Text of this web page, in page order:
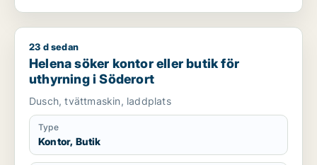
Helena söker kontor eller butik för uthyrning i Söderort
23 d sedan
Helena söker kontor eller butik för
uthyrning i Söderort
Dusch, tvättmaskin, laddplats
Type
Kontor, Butik